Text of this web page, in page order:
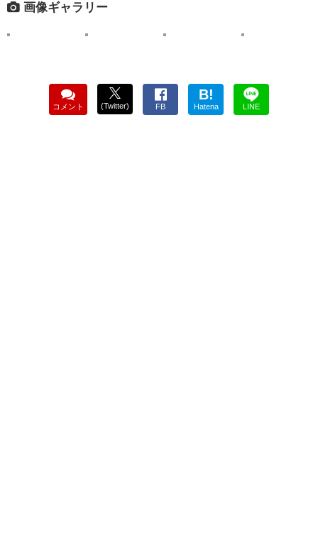
画像ギャラリー
コメント (Twitter) FB
B!
Hatena LINE